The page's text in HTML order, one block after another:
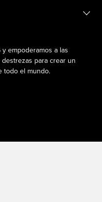
empoderamos a las
para crear un
todo el mundo.